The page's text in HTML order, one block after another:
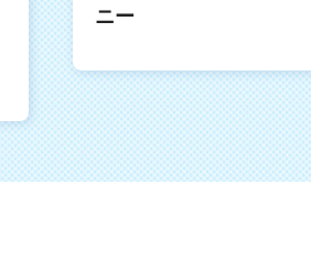
ニー